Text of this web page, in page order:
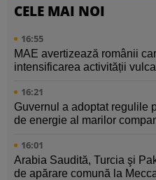
CELE MAI NOI
16:55
MAE avertizează românii
intensificarea activității
16:21
Guvernul a adoptat regulile
de energie al marilor
16:01
Arabia Saudită, Turcia şi
de apărare comună la